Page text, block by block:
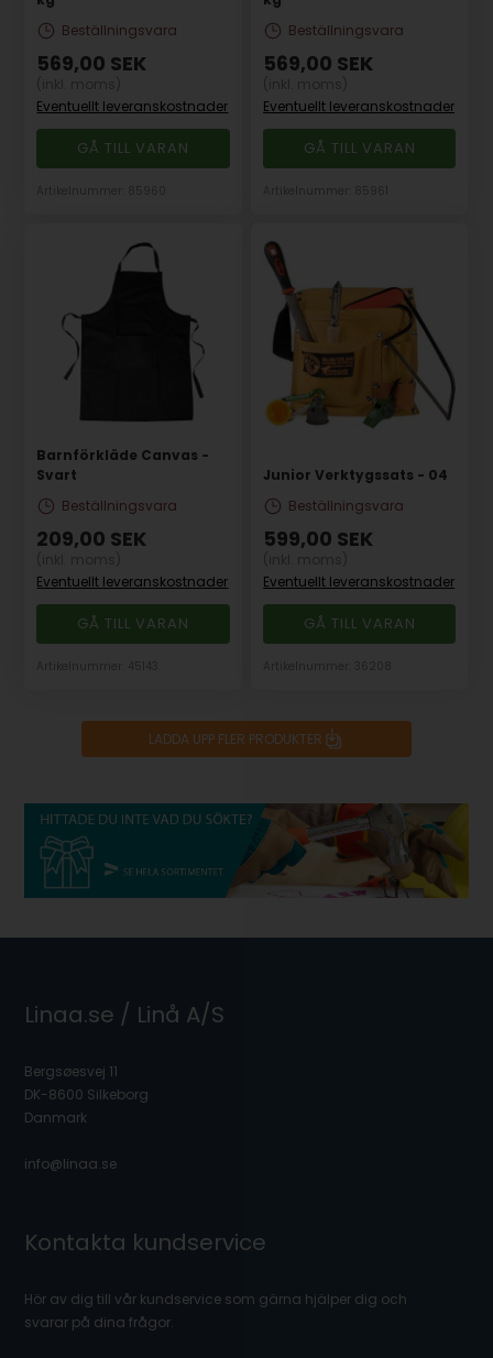
Beställningsvara
569,00 SEK
Eventuellt leveranskostnader
GÅ TILL VARAN
Beställningsvara
569,00 SEK
Eventuellt leveranskostnader
GÅ TILL VARAN
Barnförkläde Canvas -
Svart
Beställningsvara
209,00 SEK
Eventuellt leveranskostnader
GÅ TILL VARAN
Junior Verktygssats - 04
Beställningsvara
599,00 SEK
Eventuellt leveranskostnader
GÅ TILL VARAN
LADDA UPP FLER PRODUKTER
Linaa.se / Linå A/S
Bergsøesvej 11
DK-8600 Silkeborg
Danmark
info@linaa.se
Kontakta kundservice
Hör av dig till vår kundservice som gärna hjälper dig och
svarar på dina frågor.